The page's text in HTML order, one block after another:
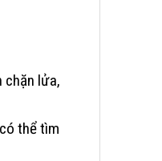
chặn lửa,
thể tìm